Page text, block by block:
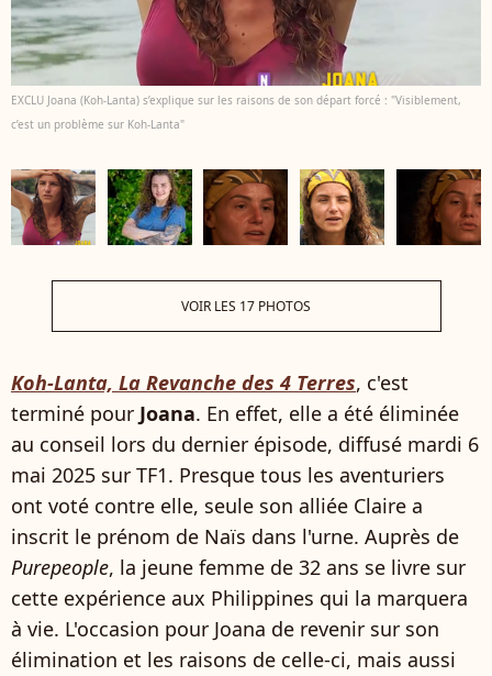
EXCLU Joana (Koh-Lanta) s’explique sur les raisons de son départ forcé : "Visiblement,
c’est un problème sur Koh-Lanta"
VOIR LES 17 PHOTOS
Koh-Lanta, La Revanche des 4 Terres, c'est
terminé pour Joana. En effet, elle a été éliminée
au conseil lors du dernier épisode, diffusé mardi 6
mai 2025 sur TF1. Presque tous les aventuriers
ont voté contre elle, seule son alliée Claire a
inscrit le prénom de Naïs dans l'urne. Auprès de
Purepeople, la jeune femme de 32 ans se livre sur
cette expérience aux Philippines qui la marquera
à vie. L'occasion pour Joana de revenir sur son
élimination et les raisons de celle-ci, mais aussi